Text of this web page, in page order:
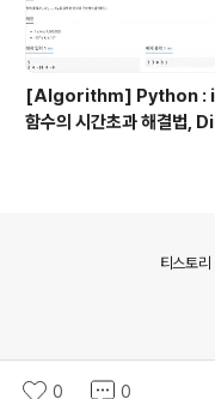
[Algorithm] Python :
함수의 시간초과 해결법,
0 0
티스토리